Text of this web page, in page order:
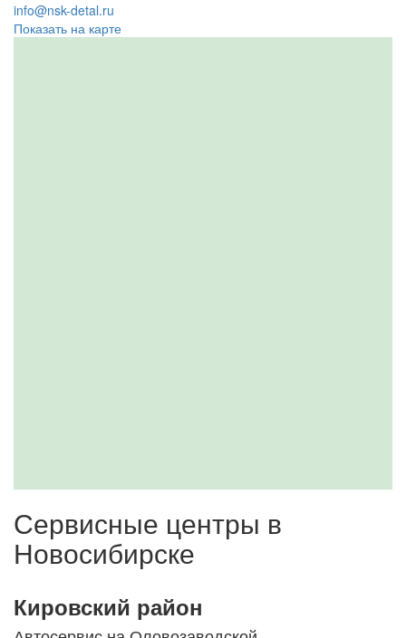
info@nsk-detal.ru
Показать на карте
Сервисные центры в
Новосибирске
Кировский район